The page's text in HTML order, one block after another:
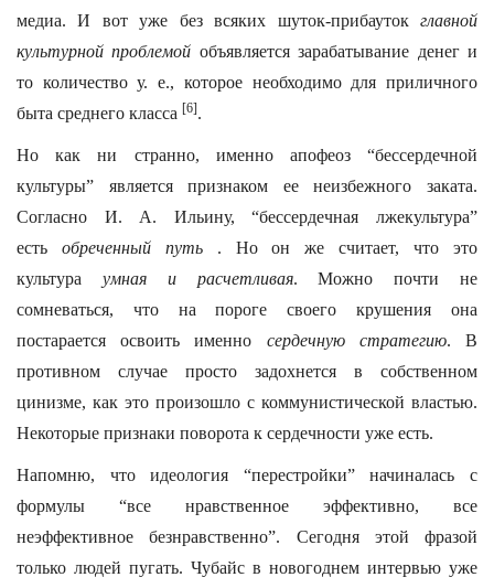
медиа. И вот уже без всяких шуток-прибауток главной
культурной проблемой объявляется зарабатывание денег и
то количество у. е., которое необходимо для приличного
быта среднего класса [6].
Но как ни странно, именно апофеоз “бессердечной
культуры” является признаком ее неизбежного заката.
Согласно И. А. Ильину, “бессердечная лжекультура”
есть обреченный путь. Но он же считает, что это
культура умная и расчетливая. Можно почти не
сомневаться, что на пороге своего крушения она
постарается освоить именно сердечную стратегию. В
противном случае просто задохнется в собственном
цинизме, как это произошло с коммунистической властью.
Некоторые признаки поворота к сердечности уже есть.
Напомню, что идеология “перестройки” начиналась с
формулы “все нравственное эффективно, все
неэффективное безнравственно”. Сегодня этой фразой
только людей пугать. Чубайс в новогоднем интервью уже